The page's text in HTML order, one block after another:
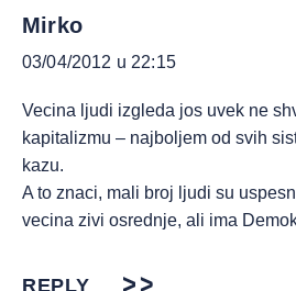
Mirko
03/04/2012 u 22:15
Vecina ljudi izgleda jos uvek ne
kapitalizmu – najboljem od svih
kazu.
A to znaci, mali broj ljudi su
vecina zivi osrednje, ali ima
REPLY